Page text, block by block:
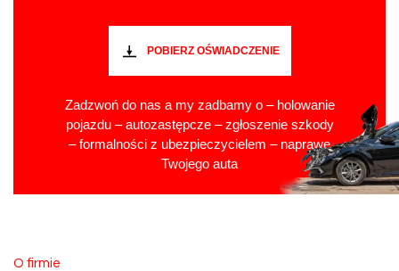
POBIERZ OŚWIADCZENIE
Zadzwoń do nas a my zadbamy o – holowanie
pojazdu – autozastępcze – zgłoszenie szkody
– formalności z ubezpieczycielem – naprawę
Twojego auta
O firmie